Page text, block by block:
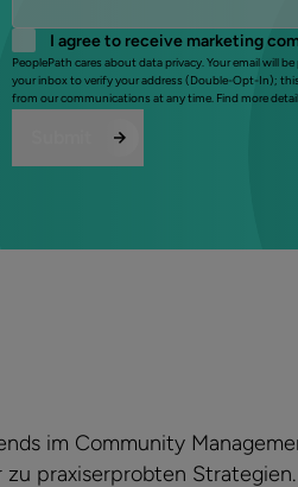
I agree to receive marketing
PeoplePath cares about data privacy. Your email will
your inbox to verify your address (Double-Opt-In);
from our communications at any time. Find more
im Community
praxiserprobten Strategien.